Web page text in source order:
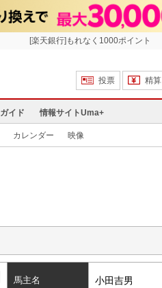
[楽天銀行]もれなく1000ポイント
投票
精算
ガイド 情報サイトUma+
カレンダー 映像
馬主名 小田吉男